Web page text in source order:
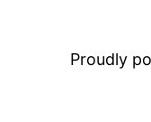
Proudly